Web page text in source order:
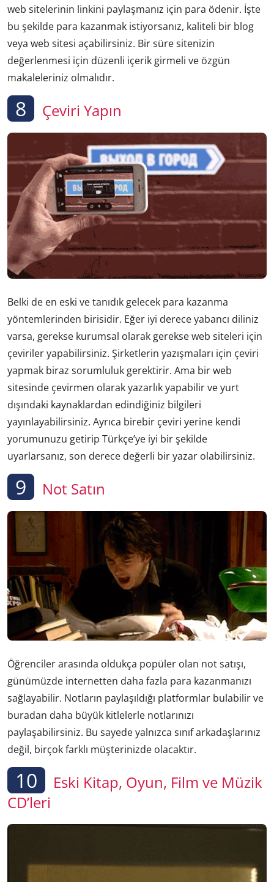
web sitelerinin linkini paylaşmanız için para ödenir. İşte
bu şekilde para kazanmak istiyorsanız, kaliteli bir blog
veya web sitesi açabilirsiniz. Bir süre sitenizin
değerlenmesi için düzenli içerik girmeli ve özgün
makaleleriniz olmalıdır.
8 Çeviri Yapın
Belki de en eski ve tanıdık gelecek para kazanma
yöntemlerinden birisidir. Eğer iyi derece yabancı diliniz
varsa, gerekse kurumsal olarak gerekse web siteleri için
çeviriler yapabilirsiniz. Şirketlerin yazışmaları için çeviri
yapmak biraz sorumluluk gerektirir. Ama bir web
sitesinde çevirmen olarak yazarlık yapabilir ve yurt
dışındaki kaynaklardan edindiğiniz bilgileri
yayınlayabilirsiniz. Ayrıca birebir çeviri yerine kendi
yorumunuzu getirip Türkçe’ye iyi bir şekilde
uyarlarsanız, son derece değerli bir yazar olabilirsiniz.
9 Not Satın
Öğrenciler arasında oldukça popüler olan not satışı,
günümüzde internetten daha fazla para kazanmanızı
sağlayabilir. Notların paylaşıldığı platformlar bulabilir ve
buradan daha büyük kitlelerle notlarınızı
paylaşabilirsiniz. Bu sayede yalnızca sınıf arkadaşlarınız
değil, birçok farklı müşterinizde olacaktır.
10
Eski Kitap, Oyun, Film ve Müzik
CD’leri